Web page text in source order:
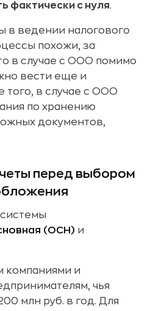
фактически с нуля.
в ведении налогового
похожи, за
в случае с ООО помимо
вести еще и
того, в случае с ООО
по хранению
документов,
перед выбором
(ОСН) и
компаниями и
чья
млн руб. в год. Для